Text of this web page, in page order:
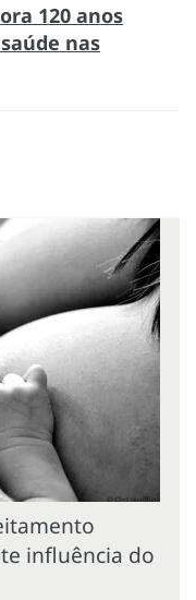
120 anos
nas
influência do